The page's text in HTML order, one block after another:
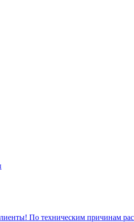
По техническим причинам